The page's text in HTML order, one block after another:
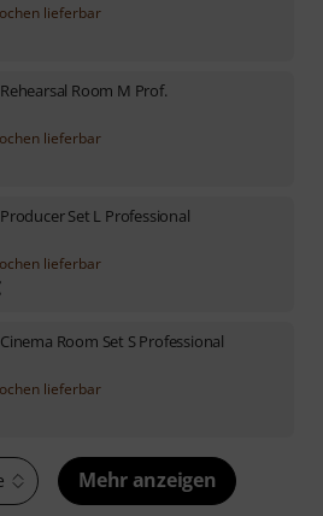
lieferbar
Rehearsal Room M Prof.
lieferbar
Producer Set L Professional
lieferbar
Cinema Room Set S Professional
lieferbar
Mehr anzeigen